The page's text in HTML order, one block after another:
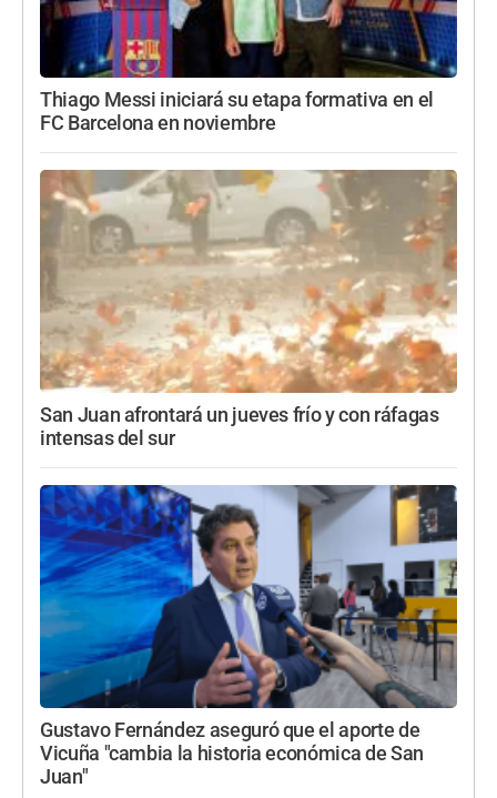
Thiago Messi iniciará su etapa formativa en el
FC Barcelona en noviembre
San Juan afrontará un jueves frío y con ráfagas
intensas del sur
Gustavo Fernández aseguró que el aporte de
Vicuña "cambia la historia económica de San
Juan"